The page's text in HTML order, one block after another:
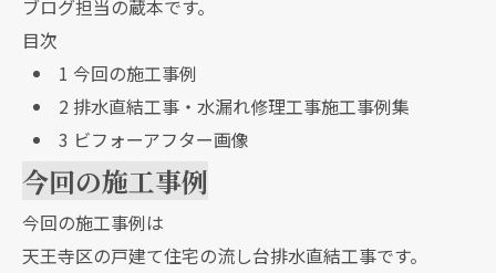
ブログ担当の蔵本です。
目次
1 今回の施工事例
2排水直結工事・水漏れ修理工事施工事例集
3 ビフォーアフター画像
今回の施工事例
今回の施工事例は
天王寺区の戸建て住宅の流し台排水直結工事です。